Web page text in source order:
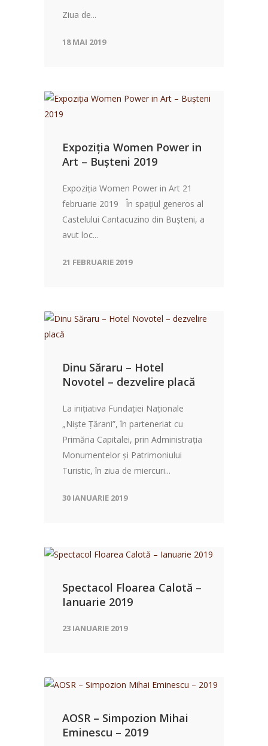
Ziua de...
18 MAI 2019
Expoziția Women Power in
Art – Bușteni 2019
Expoziția Women Power in Art 21
februarie 2019 În spațiul generos al
Castelului Cantacuzino din Bușteni, a
avut loc...
21 FEBRUARIE 2019
Dinu Săraru – Hotel
Novotel – dezvelire placă
La iniţiativa Fundaţiei Naționale
„Nişte Ţărani”, în parteneriat cu
Primăria Capitalei, prin Administraţia
Monumentelor şi Patrimoniului
Turistic, în ziua de miercuri...
30 IANUARIE 2019
Spectacol Floarea Calotă –
Ianuarie 2019
23 IANUARIE 2019
AOSR – Simpozion Mihai
Eminescu – 2019